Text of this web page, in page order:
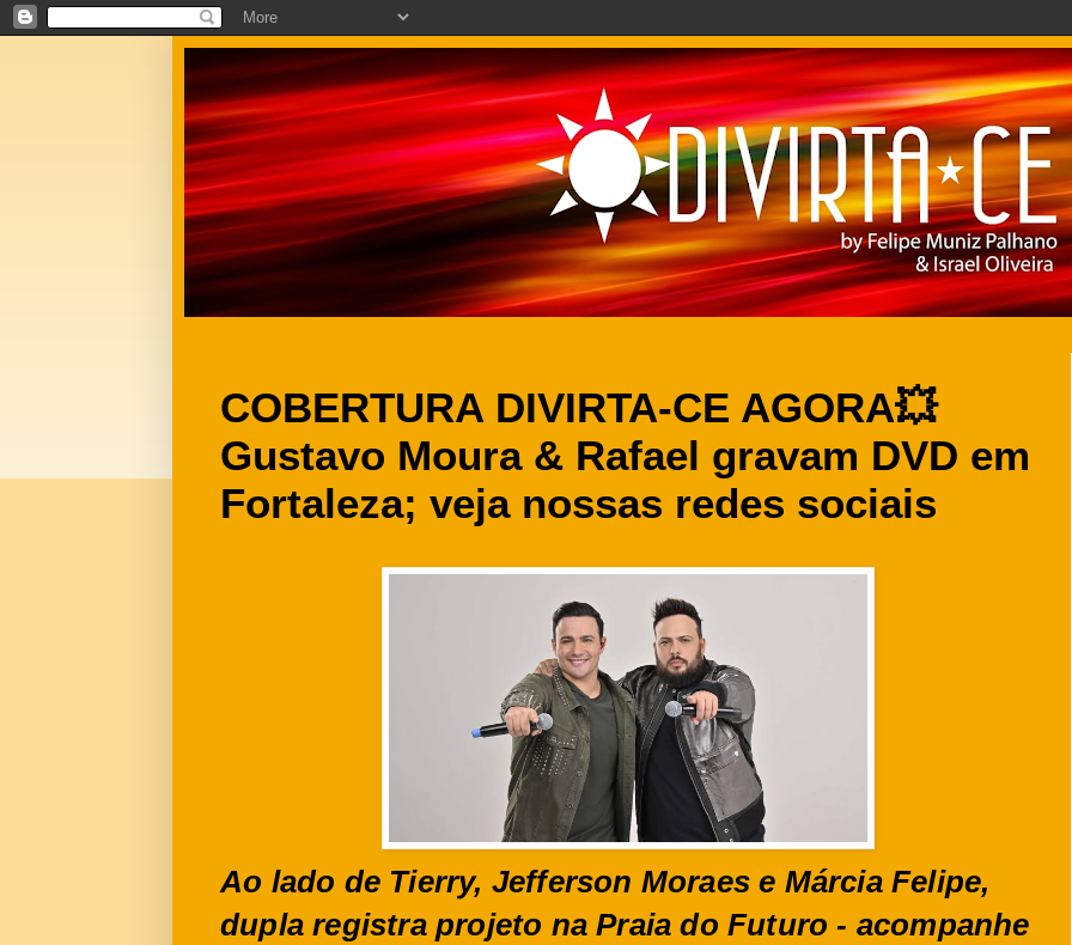
COBERTURA DIVIRTA-CE AGORA💥
Gustavo Moura & Rafael gravam DVD em
Fortaleza; veja nossas redes sociais
Ao lado de Tierry, Jefferson Moraes e Márcia Felipe,
dupla registra projeto na Praia do Futuro - acompanhe